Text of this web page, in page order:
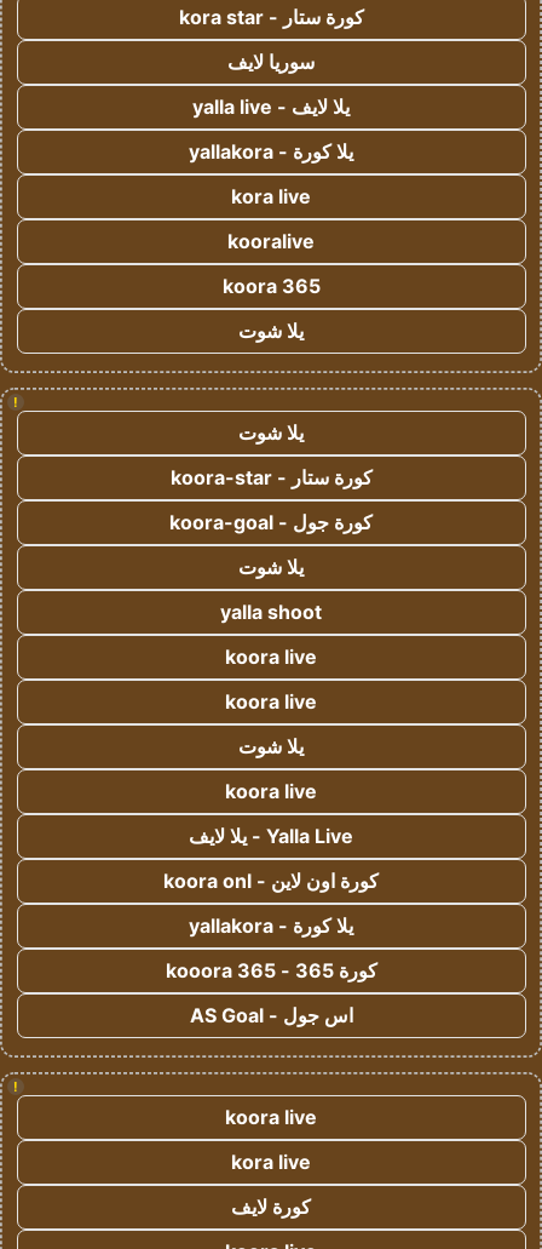
كورة ستار - kora star
سوريا لايف
يلا لايف - yalla live
يلا كورة - yallakora
kora live
kooralive
koora 365
يلا شوت
!
يلا شوت
كورة ستار - koora-star
كورة جول - koora-goal
يلا شوت
yalla shoot
koora live
koora live
يلا شوت
koora live
Yalla Live - يلا لايف
كورة اون لاين - koora onl
يلا كورة - yallakora
كورة 365 - kooora 365
اس جول - AS Goal
!
koora live
kora live
كورة لايف